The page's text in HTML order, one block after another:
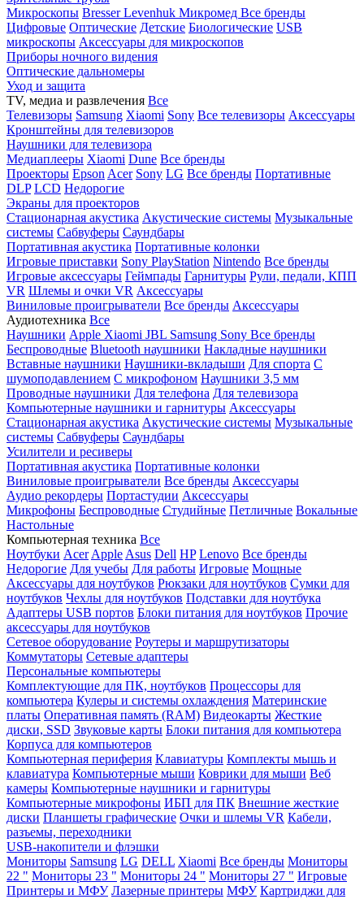
Микроскопы BresserLevenhuk Микромед Все бренды
Цифровые Оптические Детские Биологические USB
микроскопы Аксессуары для микроскопов
Приборы ночного видения
Оптические дальномеры
Уход и защита
TV, медиа и развлечения Все
Телевизоры Samsung Xiaomi Sony Все телевизоры Аксессуары
Кронштейны для телевизоров
Наушники для телевизора
Медиаплееры Xiaomi Dune Все бренды
Проекторы Epson Acer Sony LG Все бренды Портативные
DLP LCD Недорогие
Экраны для проекторов
Стационарная акустика Акустические системы Музыкальные
системы Сабвуферы Саундбары
Портативная акустика Портативные колонки
Игровые приставки Sony PlayStation Nintendo Все бренды
Игровые аксессуары Геймпады Гарнитуры Рули, педали, КПП
VR Шлемы и очки VR Аксессуары
Виниловые проигрыватели Все бренды Аксессуары
Аудиотехника Все
Наушники Apple Xiaomi JBL Samsung Sony Все бренды
Беспроводные Bluetooth наушники Накладные наушники
Вставные наушники Наушники-вкладыши Для спорта С
шумоподавлением С микрофоном Наушники 3,5 мм
Проводные наушники Для телефона Для телевизора
Компьютерные наушники и гарнитуры Аксессуары
Стационарная акустика Акустические системы Музыкальные
системы Сабвуферы Саундбары
Усилители и ресиверы
Портативная акустика Портативные колонки
Виниловые проигрыватели Все бренды Аксессуары
Аудио рекордеры Портастудии Аксессуары
Микрофоны Беспроводные Студийные Петличные Вокальные
Настольные
Компьютерная техника Все
Ноутбуки Acer Apple Asus Dell HP Lenovo Все бренды
Недорогие Для учебы Для работы Игровые Мощные
Аксессуары для ноутбуков Рюкзаки для ноутбуков Сумки для
ноутбуков Чехлы для ноутбуков Подставки для ноутбука
Адаптеры USB портов Блоки питания для ноутбуков Прочие
аксессуары для ноутбуков
Сетевое оборудование Роутеры и маршрутизаторы
Коммутаторы Сетевые адаптеры
Персональные компьютеры
Комплектующие для ПК, ноутбуков Процессоры для
компьютера Кулеры и системы охлаждения Материнские
платы Оперативная память (RAM) Видеокарты Жесткие
диски, SSD Звуковые карты Блоки питания для компьютера
Корпуса для компьютеров
Компьютерная периферия Клавиатуры Комплекты мышь и
клавиатура Компьютерные мыши Коврики для мыши Веб
камеры Компьютерные наушники и гарнитуры
Компьютерные микрофоны ИБП для ПК Внешние жесткие
диски Планшеты графические Очки и шлемы VR Кабели,
разъемы, переходники
USB-накопители и флэшки
Мониторы Samsung LG DELL Xiaomi Все бренды Мониторы
22 " Мониторы 23 " Мониторы 24 " Мониторы 27 " Игровые
Принтеры и МФУ Лазерные принтеры МФУ Картриджи для